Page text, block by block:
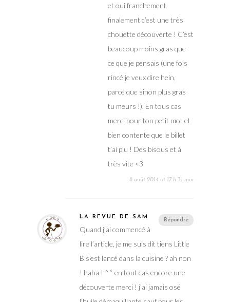
et oui franchement
finalement c’est une très
chouette découverte ! C’est
beaucoup moins gras que
ce que je pensais (une fois
rincé je veux dire hein,
parce que sinon plus gras
tu meurs !). En tous cas
merci pour ton petit mot et
bien contente que le billet
t’ai plu ! Des bisous et à
très vite <3
8 août 2014 at 17 h 31 min
Répondre
LA REVUE DE SAM
Quand j’ai commencé à
lire l’article, je me suis dit tiens Little
B s’est lancé dans la cuisine ? ah non
! haha ! ^^ en tout cas encore une
découverte merci ! j’ai jamais osé